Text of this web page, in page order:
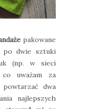
pakowane
po dwie sztuki
(np. w sieci
uważam za
dwa
najlepszych